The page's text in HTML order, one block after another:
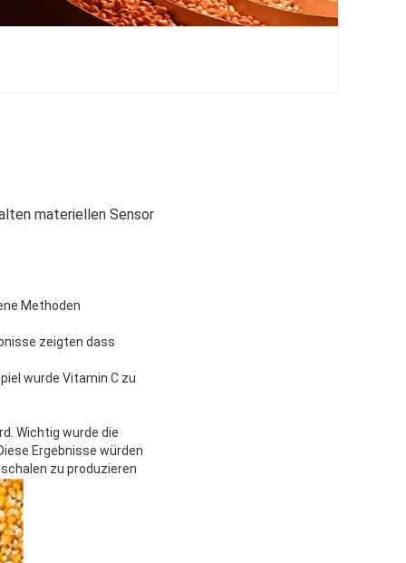
materiellen Sensor
Methoden
zeigten dass
wurde Vitamin C zu
Wichtig wurde die
Ergebnisse würden
zu produzieren